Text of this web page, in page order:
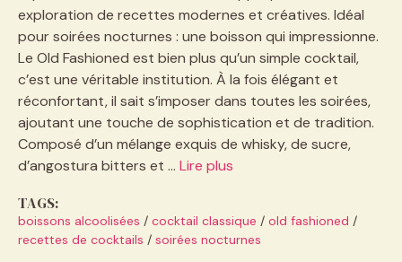
exploration de recettes modernes et créatives. Idéal
pour soirées nocturnes : une boisson qui impressionne.
Le Old Fashioned est bien plus qu’un simple cocktail,
c’est une véritable institution. À la fois élégant et
réconfortant, il sait s’imposer dans toutes les soirées,
ajoutant une touche de sophistication et de tradition.
Composé d’un mélange exquis de whisky, de sucre,
d’angostura bitters et … Lire plus
TAGS:
boissons alcoolisées / cocktail classique / old fashioned /
recettes de cocktails / soirées nocturnes